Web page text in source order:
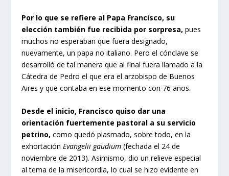
Por lo que se refiere al Papa Francisco, su
elección también fue recibida por sorpresa, pues
muchos no esperaban que fuera designado,
nuevamente, un papa no italiano. Pero el cónclave se
desarrolló de tal manera que al final fuera llamado a la
Cátedra de Pedro el que era el arzobispo de Buenos
Aires y que contaba en ese momento con 76 años.
Desde el inicio, Francisco quiso dar una
orientación fuertemente pastoral a su servicio
petrino, como quedó plasmado, sobre todo, en la
exhortaciónEvangelii gaudium (fechada el 24 de
noviembre de 2013). Asimismo, dio un relieve especial
al tema de la misericordia, lo cual se hizo evidente en